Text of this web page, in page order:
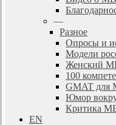
—
Разное
Опросы и
Модели
Женский
100
GMAT для
Юмор
Критика
EN